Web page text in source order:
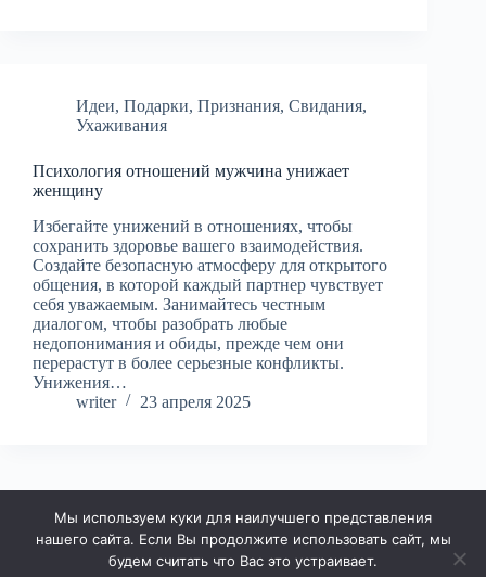
Идеи, Подарки, Признания, Свидания,
Ухаживания
Психология отношений мужчина унижает
женщину
Избегайте унижений в отношениях, чтобы
сохранить здоровье вашего взаимодействия.
Создайте безопасную атмосферу для открытого
общения, в которой каждый партнер чувствует
себя уважаемым. Занимайтесь честным
диалогом, чтобы разобрать любые
недопонимания и обиды, прежде чем они
перерастут в более серьезные конфликты.
Унижения…
writer
23 апреля 2025
Мы используем куки для наилучшего представления
нашего сайта. Если Вы продолжите использовать сайт, мы
будем считать что Вас это устраивает.